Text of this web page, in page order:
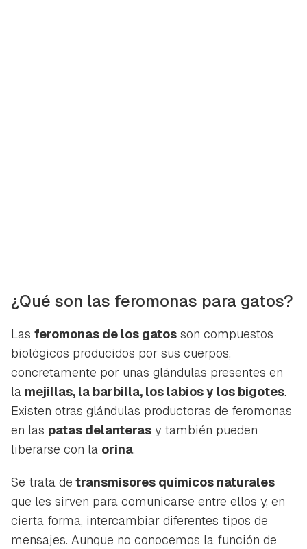
¿Qué son las feromonas para gatos?
Las feromonas de los gatos son compuestos
biológicos producidos por sus cuerpos,
concretamente por unas glándulas presentes en
la mejillas, la barbilla, los labios y los bigotes.
Existen otras glándulas productoras de feromonas
en las patas delanteras y también pueden
liberarse con la orina.
Se trata de transmisores químicos naturales
que les sirven para comunicarse entre ellos y, en
cierta forma, intercambiar diferentes tipos de
mensajes. Aunque no conocemos la función de